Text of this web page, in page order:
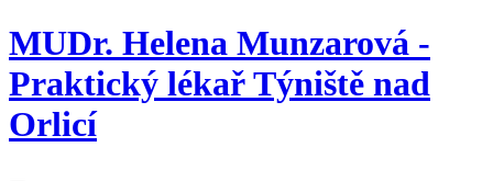
MUDr. Helena Munzarová -
Praktický lékař Týniště nad
Orlicí